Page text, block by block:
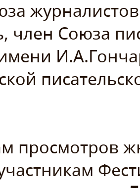
член Союза
просмотров